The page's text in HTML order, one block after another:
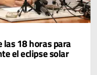
las 18 horas para
el eclipse solar